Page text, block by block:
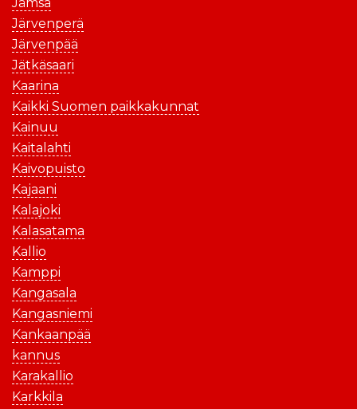
Järvenperä
Järvenpää
Jätkäsaari
Kaarina
Kaikki Suomen paikkakunnat
Kainuu
Kaitalahti
Kaivopuisto
Kajaani
Kalajoki
Kalasatama
Kallio
Kamppi
Kangasala
Kangasniemi
Kankaanpää
kannus
Karakallio
Karkkila